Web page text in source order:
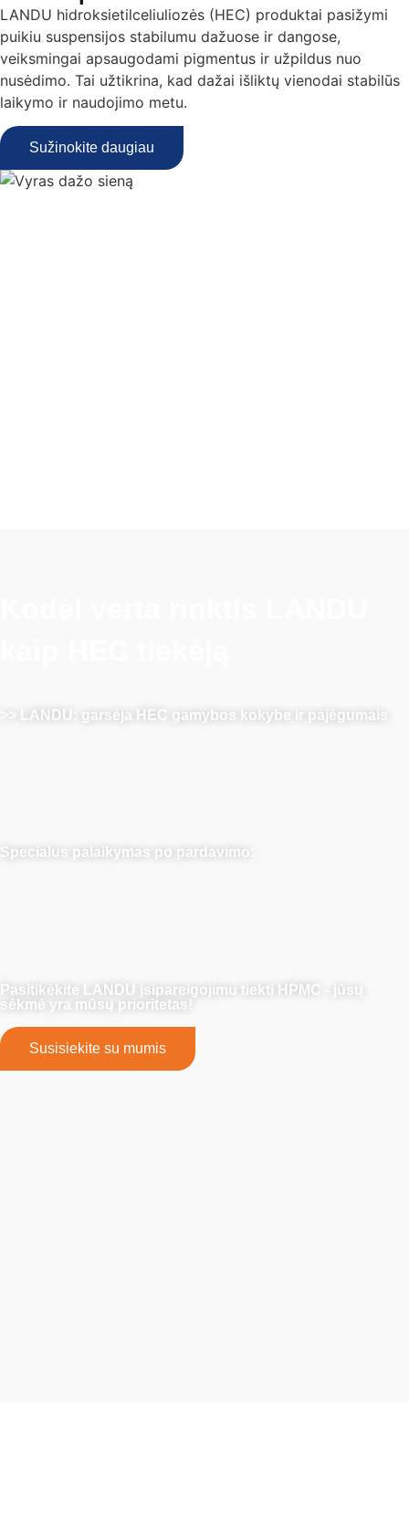
LANDU hidroksietilceliuliozės (HEC) produktai pasižymi
puikiu suspensijos stabilumu dažuose ir dangose,
veiksmingai apsaugodami pigmentus ir užpildus nuo
nusėdimo. Tai užtikrina, kad dažai išliktų vienodai stabilūs
laikymo ir naudojimo metu.
Sužinokite daugiau
>> LANDU: garsėja HEC gamybos kokybe ir pajėgumais
Specialus palaikymas po pardavimo:
Pasitikėkite LANDU įsipareigojimu tiekti HPMC - jūsų
sėkmė yra mūsų prioritetas!
Susisiekite su mumis